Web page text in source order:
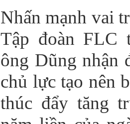
Nhấn mạnh vai
Tập đoàn FLC
ông Dũng nhận
chủ lực tạo nên
thúc đẩy tăng